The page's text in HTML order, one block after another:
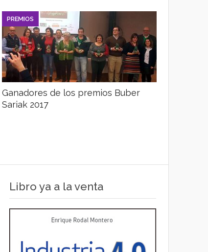
PREMIOS
Ganadores de los premios Buber
Sariak 2017
Libro ya a la venta